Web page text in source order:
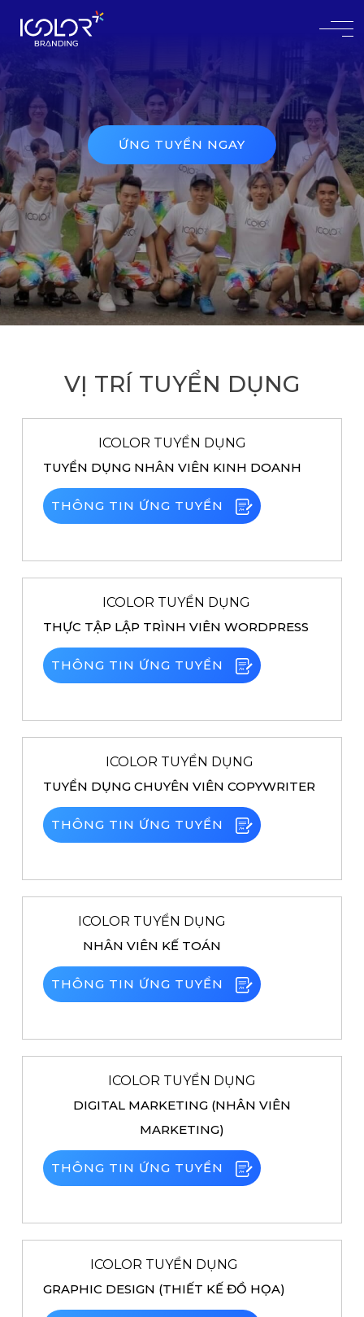
#
ỨNG TUYỂN NGAY
VỊ TRÍ TUYỂN DỤNG
ICOLOR TUYỂN DỤNG
TUYỂN DỤNG NHÂN VIÊN KINH DOANH
THÔNG TIN ỨNG TUYỂN
ICOLOR TUYỂN DỤNG
THỰC TẬP LẬP TRÌNH VIÊN WORDPRESS
THÔNG TIN ỨNG TUYỂN
ICOLOR TUYỂN DỤNG
TUYỂN DỤNG CHUYÊN VIÊN COPYWRITER
THÔNG TIN ỨNG TUYỂN
ICOLOR TUYỂN DỤNG
NHÂN VIÊN KẾ TOÁN
THÔNG TIN ỨNG TUYỂN
ICOLOR TUYỂN DỤNG
DIGITAL MARKETING (NHÂN VIÊN
MARKETING)
THÔNG TIN ỨNG TUYỂN
ICOLOR TUYỂN DỤNG
GRAPHIC DESIGN (THIẾT KẾ ĐỒ HỌA)